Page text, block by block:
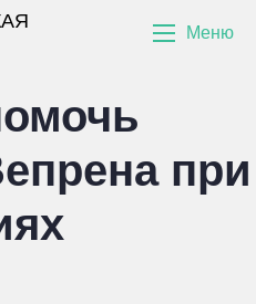
Меню
при